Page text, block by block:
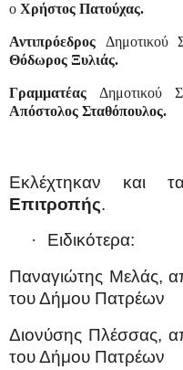
ο Χρήστος Πατούχας.
Αντιπρόεδρος Δημοτικού
Θόδωρος Ξυλιάς.
Γραμματέας Δημοτικού
Απόστολος Σταθόπουλος.
Εκλέχτηκαν και
Επιτροπής.
·
Ειδικότερα:
Παναγιώτης Μελάς,
του Δήμου Πατρέων
Διονύσης Πλέσσας,
του Δήμου Πατρέων